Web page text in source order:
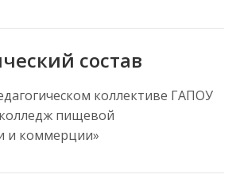
состав
коллективе ГАПОУ
пищевой
и коммерции»